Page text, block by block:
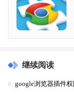
继续阅读